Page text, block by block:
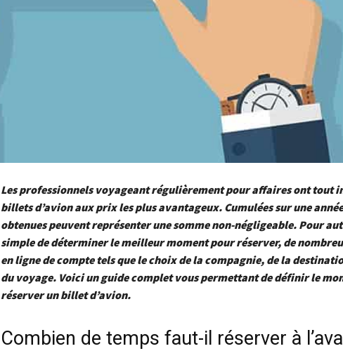
Les professionnels voyageant régulièrement pour affaires ont tout
billets d’avion aux prix les plus avantageux. Cumulées sur une
obtenues peuvent représenter une somme non-négligeable. Pour
simple de déterminer le meilleur moment pour réserver, de
en ligne de compte tels que le choix de la compagnie, de la
du voyage. Voici un guide complet vous permettant de définir le
réserver un billet d’avion.
Combien de temps faut-il réserver à